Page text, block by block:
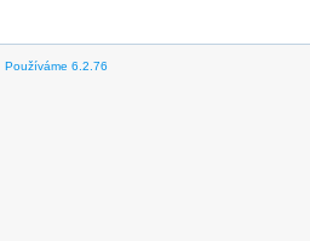
Používáme 6.2.76